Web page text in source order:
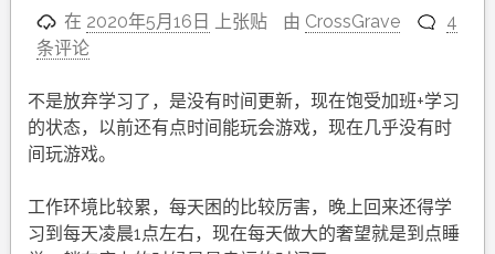
在 2020年5月16日 上张贴 由 CrossGrave
4
条评论
不是放弃学习了，是没有时间更新，现在饱受加班+学习
的状态，以前还有点时间能玩会游戏，现在几乎没有时
间玩游戏。
工作环境比较累，每天困的比较厉害，晚上回来还得学
习到每天凌晨1点左右，现在每天做大的奢望就是到点睡